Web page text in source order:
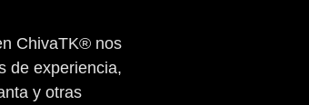
ChivaTK® nos
de experiencia,
y otras